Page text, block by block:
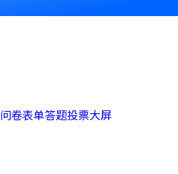
问卷表单答题投票大屏